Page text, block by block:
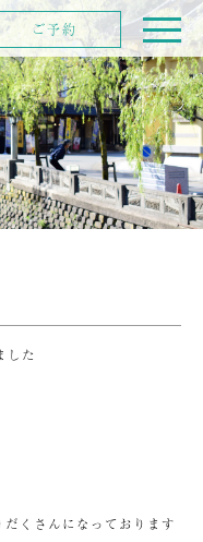
した
くさんになっております
ご予約